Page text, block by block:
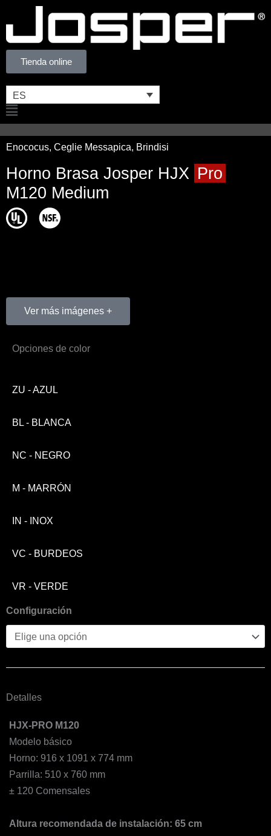
al
contenido
Tienda online
ES
Flyout
Menu
Enococus, Ceglie Messapica, Brindisi
Horno Brasa Josper HJX Pro
M120 Medium
Ver más imágenes +
Opciones de color
ZU - AZUL
BL - BLANCA
NC - NEGRO
M - MARRÓN
IN - INOX
VC - BURDEOS
VR - VERDE
Configuración
Detalles
HJX-PRO M120
Modelo básico
Horno: 916 x 1091 x 774 mm
Parrilla: 510 x 760 mm
± 120 Comensales
Altura recomendada de instalación: 65 cm